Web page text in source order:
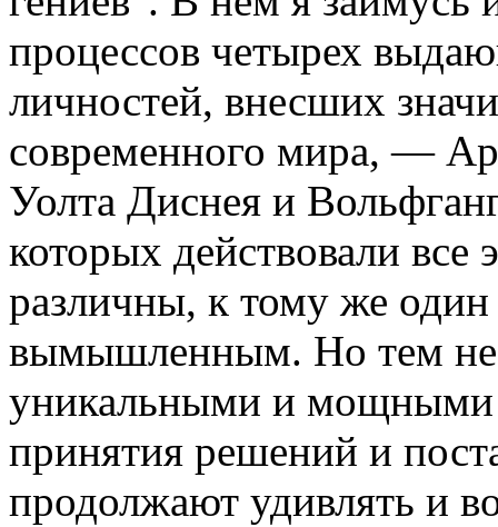
процессов четырех
личностей, внесших
современного мира, —
Уолта Диснея и
которых действовали
различны, к тому же один
вымышленным. Но тем не
уникальными и мощными
принятия решений и
продолжают удивлять и